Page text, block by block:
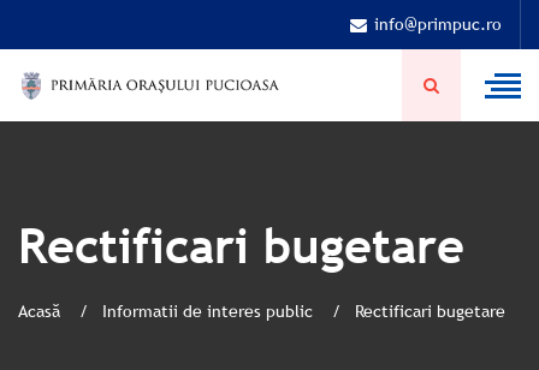
info@primpuc.ro
Rectificari bugetare
Acasă Informatii de interes public Rectificari bugetare